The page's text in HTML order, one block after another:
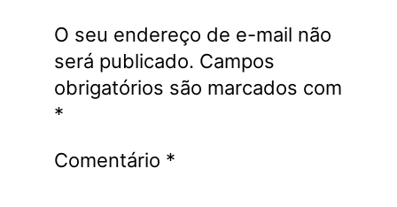
O seu endereço de e-mail não
será publicado. Campos
obrigatórios são marcados com
*
Comentário *